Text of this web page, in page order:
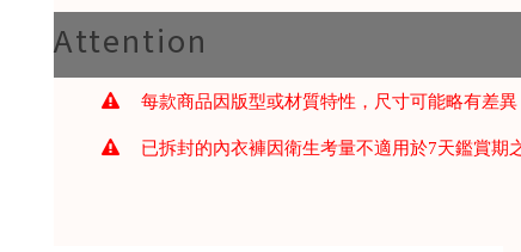
Attention
每款商品因版型或材質特性，尺寸可能略有差
已拆封的內衣褲因衛生考量不適用於7天鑑賞期